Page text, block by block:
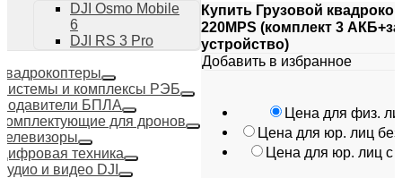
DJI Osmo Mobile
6
DJI RS 3 Pro
и комплексы РЭБ
БПЛА
для дронов
техника
и видео DJI
Купить Грузовой
220MPS (комплект 3
устройство)
Добавить в избранное
Цена для физ.
Цена для юр. лиц
Цена для юр. лиц с